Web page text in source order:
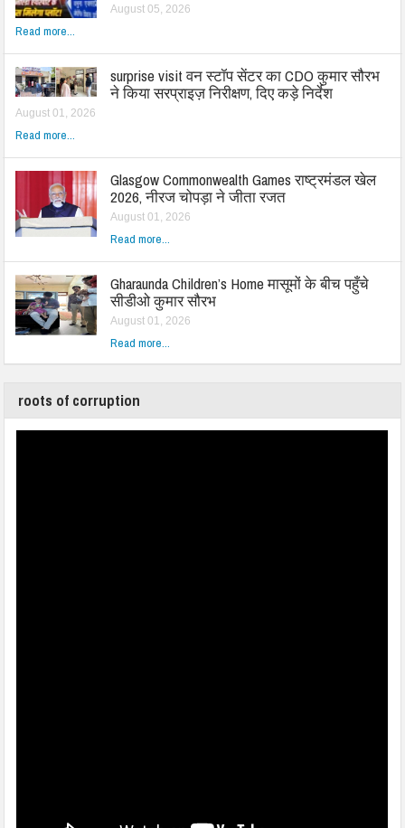
August 05, 2026
Read more...
surprise visit वन स्टॉप सेंटर का CDO कुमार सौरभ
ने किया सरप्राइज़ निरीक्षण, दिए कड़े निर्देश
August 01, 2026
Read more...
Glasgow Commonwealth Games राष्ट्रमंडल खेल
2026, नीरज चोपड़ा ने जीता रजत
August 01, 2026
Read more...
Gharaunda Children’s Home मासूमों के बीच पहुँचे
सीडीओ कुमार सौरभ
August 01, 2026
Read more...
roots of corruption